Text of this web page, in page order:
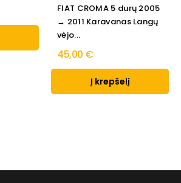
FIAT CROMA 5 durų 2005
→ 2011 Karavanas Langų
vėjo...
45,00 €
Į krepšelį